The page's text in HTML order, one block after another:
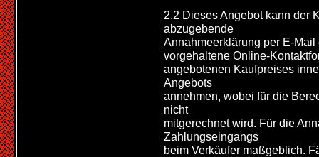
2.2 Dieses Angebot kann der
abzugebende
Annahmeerklärung per E-
vorgehaltene Online-
angebotenen Kaufpreises
Angebots
annehmen, wobei für die
nicht
mitgerechnet wird. Für die
Zahlungseingangs
beim Verkäufer maßgeblich.